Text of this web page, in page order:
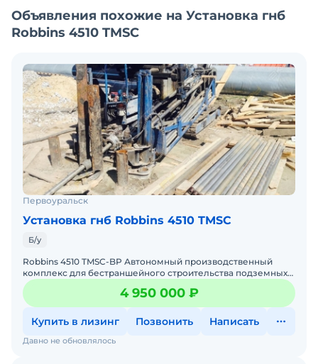
- двигатель - JOHN Deere
- страна: США
- год выпуска: 2007
рабочем состоянии
Объявления похожие на Установка гнб
Robbins 4510 TMSC
Первоуральск
Установка гнб Robbins 4510 TMSC
Б/у
Robbins 4510 TMSC-BP Автономный производственный
комплекс для бестраншейного строительства подземных
коммуникаций на базе установки горизонтального
направленног
4 950 000 ₽
Купить в лизинг Позвонить Написать
Давно не обновлялось